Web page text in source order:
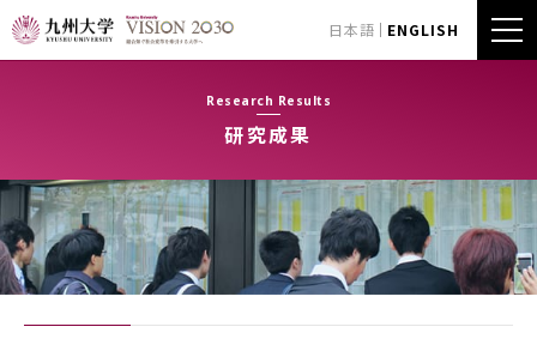
日本語 ENGLISH
Research Results
研究成果